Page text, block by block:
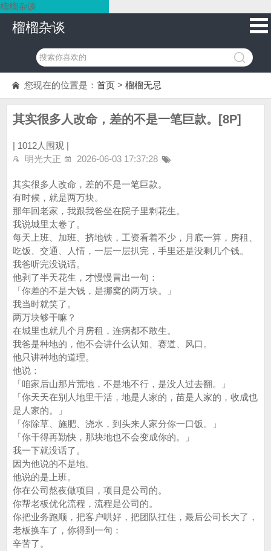
榴榴杂谈
榴榴杂谈
您现在的位置是： 首页 > 榴榴无忌
其实很多人改命，差的不是一笔巨款。[8P]
| 1012人围观 |
明光大正
2026-06-03 17:37:28
其实很多人改命，差的不是一笔巨款。
有时候，就是两万块。
那年回老家，我跟我爸坐在院子里剥花生。
我说城里太卷了。
每天上班、加班、挤地铁，工资看着不少，月底一算，房租、
吃饭、交通、人情，一层一层扒完，手里还是没剩几个钱。
我爸听完没说话。
他剥了半天花生，才慢慢冒出一句：
「你差的不是大钱，是挪窝的两万块。」
我当时就笑了。
两万块够干嘛？
在城里也就几个月房租，连病都不敢生。
我爸是种地的，他不会讲什么认知、赛道、风口。
他只讲种地的道理。
他说：
「咱家后山那片荒地，不是地不行，是没人过去翻。」
「你天天在别人地里干活，地是人家的，苗是人家的，收成也
是人家的。」
「你除草、施肥、浇水，到头来人家分你一口饭。」
「你干得再勤快，那块地也不会变成你的。」
我一下就没话了。
因为他说的不是地。
他说的是上班。
你在公司熬夜做项目，项目是公司的。
你帮老板优化流程，流程是公司的。
你把业务跑顺，把客户哄好，把团队扛住，最后公司长大了，
老板换车了，你得到一句：
辛苦了。